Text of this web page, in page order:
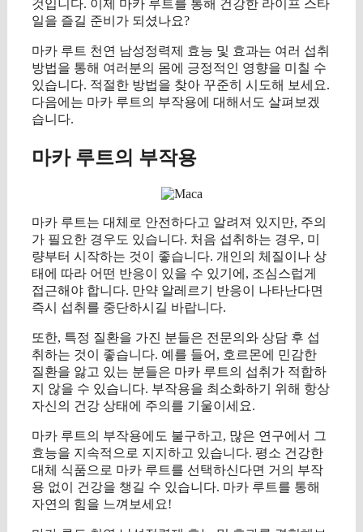
것입니다. 이제 마카 루트를 통해 건강한 라이프 스타
일을 즐길 준비가 되셨나요?
마카 루트 천연 남성정력제 효능 및 효과는 여러 섭취
방법을 통해 여러분의 몸에 긍정적인 영향을 미칠 수
있습니다. 적절한 방법을 찾아 꾸준히 시도해 보세요.
다음에는 마카 루트의 부작용에 대해서도 살펴보겠
습니다.
마카 루트의 부작용
마카 루트는 대체로 안전하다고 알려져 있지만, 주의
가 필요한 경우도 있습니다. 처음 섭취하는 경우, 미
량부터 시작하는 것이 좋습니다. 개인의 체질이나 상
태에 따라 어떤 반응이 있을 수 있기에, 조심스럽게
접근해야 합니다. 만약 알레르기 반응이 나타난다면
즉시 섭취를 중단하시길 바랍니다.
또한, 특정 질환을 가진 분들은 전문의와 상담 후 섭
취하는 것이 좋습니다. 예를 들어, 호르몬에 민감한
질환을 앓고 있는 분들은 마카 루트의 섭취가 적합하
지 않을 수 있습니다. 부작용을 최소화하기 위해 항상
자신의 건강 상태에 주의를 기울이세요.
마카 루트의 부작용에도 불구하고, 많은 연구에서 그
효능을 지속적으로 지지하고 있습니다. 평소 건강한
대체 식품으로 마카 루트를 선택하신다면 거의 부작
용 없이 건강을 챙길 수 있습니다. 마카 루트를 통해
자연의 힘을 느껴보세요!